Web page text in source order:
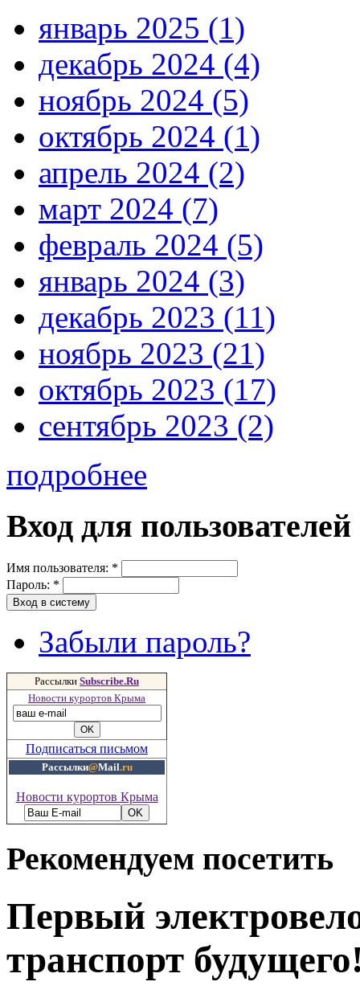
январь 2025 (1)
декабрь 2024 (4)
ноябрь 2024 (5)
октябрь 2024 (1)
апрель 2024 (2)
март 2024 (7)
февраль 2024 (5)
январь 2024 (3)
декабрь 2023 (11)
ноябрь 2023 (21)
октябрь 2023 (17)
сентябрь 2023 (2)
подробнее
Вход для пользователей
Имя пользователя: *
Пароль: *
Забыли пароль?
Рассылки Subscribe.Ru
Новости курортов Крыма
Подписаться письмом
Рассылки@Mail.ru
Новости курортов Крыма
Рекомендуем посетить
Первый
транспорт